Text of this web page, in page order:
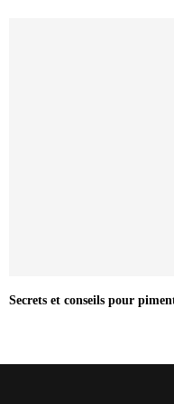
Secrets et conseils pour